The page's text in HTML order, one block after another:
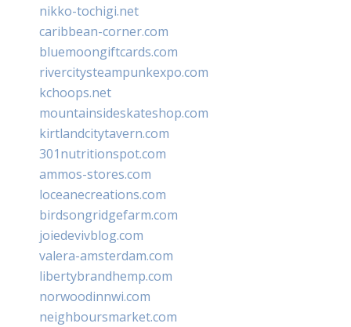
nikko-tochigi.net
caribbean-corner.com
bluemoongiftcards.com
rivercitysteampunkexpo.com
kchoops.net
mountainsideskateshop.com
kirtlandcitytavern.com
301nutritionspot.com
ammos-stores.com
loceanecreations.com
birdsongridgefarm.com
joiedevivblog.com
valera-amsterdam.com
libertybrandhemp.com
norwoodinnwi.com
neighboursmarket.com